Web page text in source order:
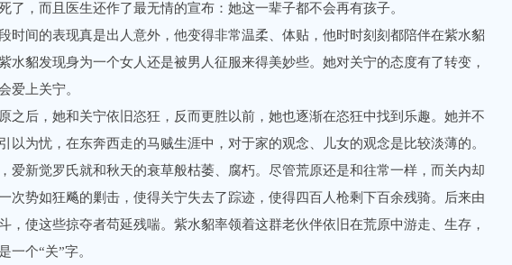
了，而且医生还作了最无情的宣布：她这一辈子都不会再有孩子。
间的表现真是出人意外，他变得非常温柔、体贴，他时时刻刻都陪伴在紫水貂
水貂发现身为一个女人还是被男人征服来得美妙些。她对关宁的态度有了转变，
爱上关宁。
后，她和关宁依旧恣狂，反而更胜以前，她也逐渐在恣狂中找到乐趣。她并不
以为忧，在东奔西走的马贼生涯中，对于家的观念、儿女的观念是比较淡薄的。
新觉罗氏就和秋天的衰草般枯萎、腐朽。尽管荒原还是和往常一样，而关内却
次势如狂飚的剿击，使得关宁失去了踪迹，使得四百人枪剩下百余残骑。后来由
，使这些掠夺者苟延残喘。紫水貂率领着这群老伙伴依旧在荒原中游走、生存，
一个“关”字。